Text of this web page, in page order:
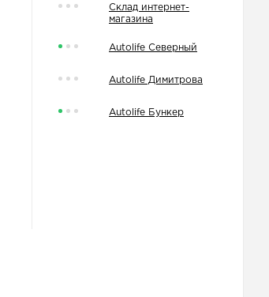
Склад интернет-
магазина
Autolife Северный
Autolife Димитрова
Autolife Бункер